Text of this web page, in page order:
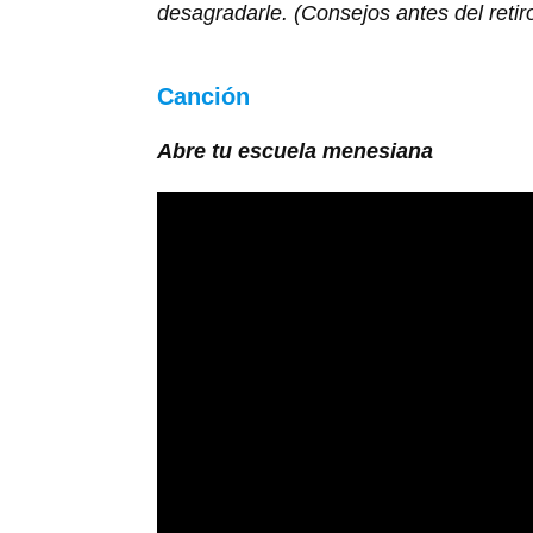
desagradarle. (Consejos antes del
Canción
Abre tu escuela menesiana